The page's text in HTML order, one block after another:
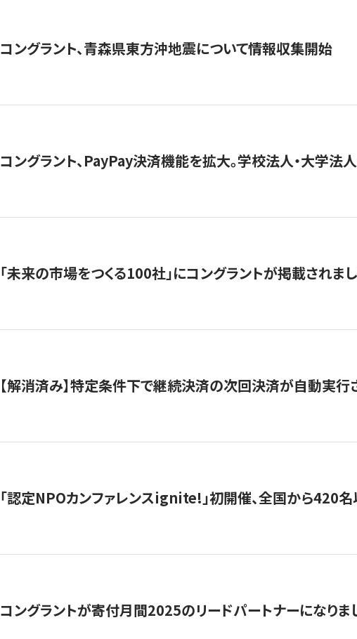
コングラント、青森県東方沖地震について情報収集開始
コングラント、PayPay決済機能を拡大。学校法人・大学
「未来の市場をつくる100社」にコングラントが掲載されま
【解消済み】特定条件下で継続決済の次回決済が自動実
「認定NPOカンファレンスignite!」初開催、全国から420
コングラントが寄付月間2025のリードパートナーになりま